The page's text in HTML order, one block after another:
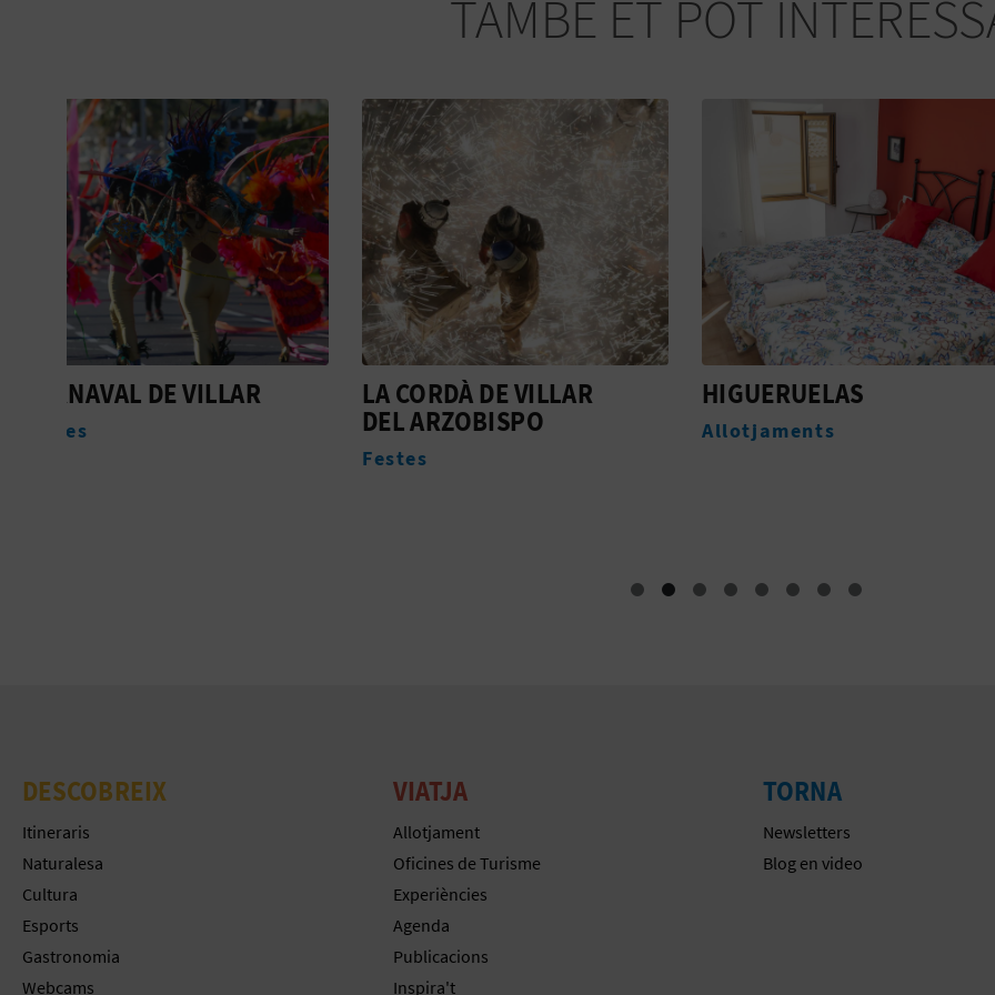
TAMBÉ ET POT
LA CORDÀ DE VILLAR
DEL ARZOBISPO
HIGUERUELAS
Allotjaments
TRANQUIL·LITAT I
TRADICIÓ EN UN
CORRAL
DESCOBREIX
Itineraris
Naturalesa
Cultura
Esports
Gastronomia
Webcams
VIATJA
Allotjament
Oficines de Turisme
Experiències
Agenda
Publicacions
Inspira't
TORNA
Newsletters
Blog en video